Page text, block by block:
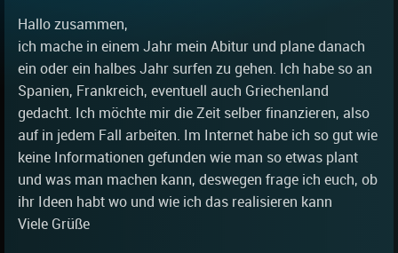
Hallo zusammen,
ich mache in einem Jahr mein Abitur und plane danach
ein oder ein halbes Jahr surfen zu gehen. Ich habe so an
Spanien, Frankreich, eventuell auch Griechenland
gedacht. Ich möchte mir die Zeit selber finanzieren, also
auf in jedem Fall arbeiten. Im Internet habe ich so gut wie
keine Informationen gefunden wie man so etwas plant
und was man machen kann, deswegen frage ich euch, ob
ihr Ideen habt wo und wie ich das realisieren kann
Viele Grüße